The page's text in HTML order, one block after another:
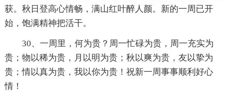
获。秋日登高心情畅，满山红叶醉人颜。新的一周已开
始，饱满精神把活干。
30、一周里，何为贵？周一忙碌为贵，周一充实为
贵；物以稀为贵，月以明为贵；秋以爽为贵，友以挚为
贵；情以真为贵，我以你为贵！祝新一周事事顺利好心
情！